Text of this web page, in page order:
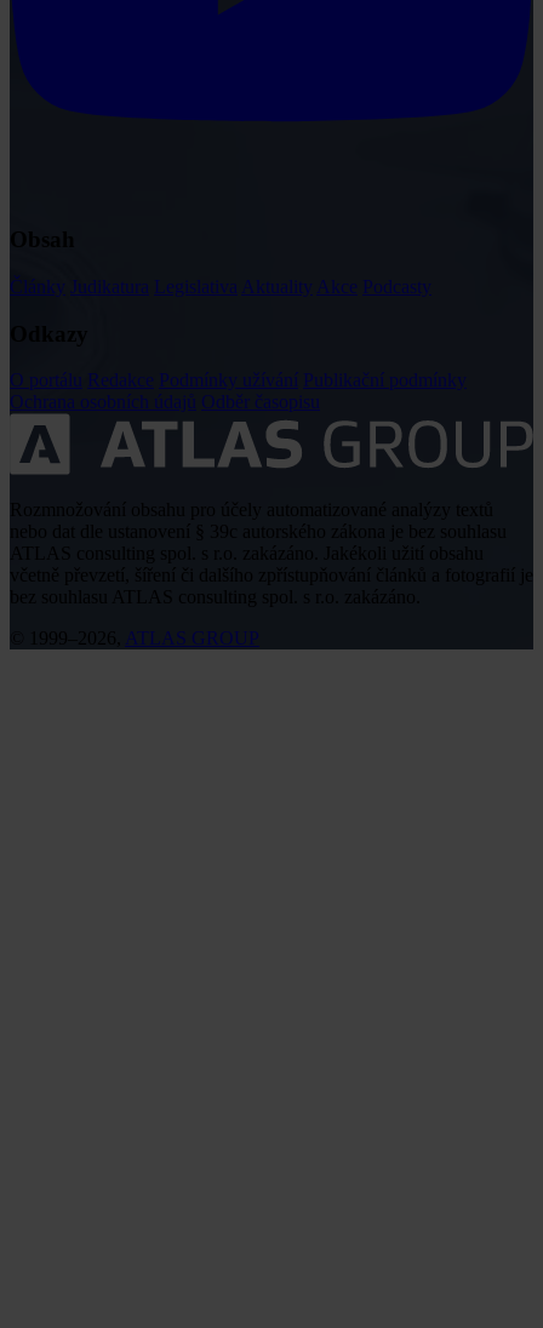
Články Judikatura Legislativa Aktuality Akce Podcasty
O portálu Redakce Podmínky užívání Publikační podmínky
Ochrana osobních údajů Odběr časopisu
včetně převzetí, šíření či dalšího zpřístupňování článků a fotografií je
ATLAS GROUP